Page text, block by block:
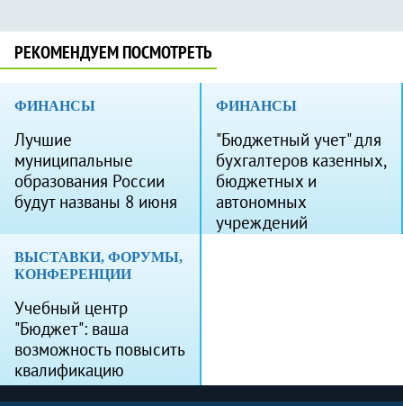
РЕКОМЕНДУЕМ ПОСМОТРЕТЬ
ФИНАНСЫ
Лучшие
муниципальные
образования России
будут названы 8 июня
ФИНАНСЫ
"Бюджетный учет" для
бухгалтеров казенных,
бюджетных и
автономных
учреждений
ВЫСТАВКИ, ФОРУМЫ,
КОНФЕРЕНЦИИ
Учебный центр
"Бюджет": ваша
возможность повысить
квалификацию